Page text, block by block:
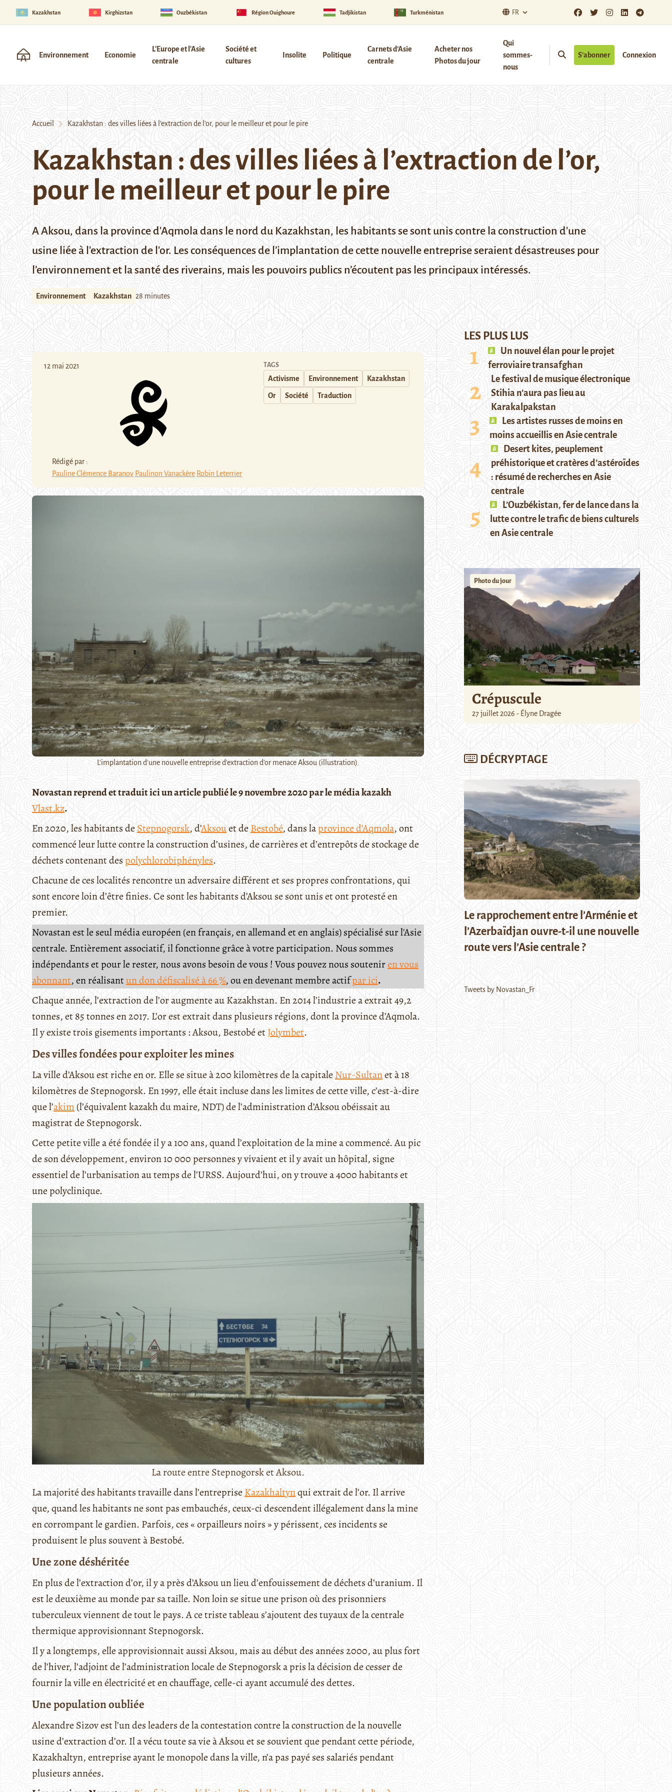
Kazakhstan Kirghizstan Ouzbékistan Région Ouïghoure Tadjikistan Turkménistan FR
Environnement Economie
L'Europe et l'Asie
centrale
Société et
cultures
Insolite Politique
Carnets d’Asie
centrale
Acheter nos
Photos du jour
Qui
sommes-
nous
S’abonner Connexion
Accueil Kazakhstan : des villes liées à l’extraction de l’or, pour le meilleur et pour le pire
Kazakhstan : des villes liées à l’extraction de l’or,
pour le meilleur et pour le pire
A Aksou, dans la province d'Aqmola dans le nord du Kazakhstan, les habitants se sont unis contre la construction d'une
usine liée à l'extraction de l'or. Les conséquences de l’implantation de cette nouvelle entreprise seraient désastreuses pour
l’environnement et la santé des riverains, mais les pouvoirs publics n’écoutent pas les principaux intéressés.
Environnement Kazakhstan 28 minutes
12 mai 2021
Rédigé par :
Pauline Clémence Baranov Paulinon Vanackère Robin Leterrier
TAGS
Activisme Environnement Kazakhstan
Or Société Traduction
L'implantation d'une nouvelle entreprise d'extraction d'or menace Aksou (illustration).
Novastan reprend et traduit ici un article publié le 9 novembre 2020 par le média kazakh
Vlast.kz.
En 2020, les habitants deStepnogorsk, d’Aksouet deBestobé, dans laprovince d’Aqmola, ont
commencé leur lutte contre la construction d’usines, de carrières et d’entrepôts de stockage de
déchets contenant despolychlorobiphényles.
Chacune de ces localités rencontre un adversaire différent et ses propres confrontations, qui
sont encore loin d’être finies. Ce sont les habitants d’Aksou se sont unis et ont protesté en
premier.
Novastan est le seul média européen (en français, en allemand et en anglais) spécialisé sur l'Asie
centrale. Entièrement associatif, il fonctionne grâce à votre participation. Nous sommes
indépendants et pour le rester, nous avons besoin de vous ! Vous pouvez nous souteniren vous
abonnant, en réalisantun don défiscalisé à 66 %, ou en devenant membre actifpar ici.
Chaque année, l’extraction de l’or augmente au Kazakhstan. En 2014 l’industrie a extrait 49,2
tonnes, et 85 tonnes en 2017. L’or est extrait dans plusieurs régions, dont la province d’Aqmola.
Il y existe trois gisements importants : Aksou, Bestobé etJolymbet.
Des villes fondées pour exploiter les mines
La ville d’Aksou est riche en or. Elle se situe à 200 kilomètres de la capitaleNur-Sultanet à 18
kilomètres de Stepnogorsk. En 1997, elle était incluse dans les limites de cette ville, c’est-à-dire
que l’akim(l’équivalent kazakh du maire, NDT) de l’administration d’Aksou obéissait au
magistrat de Stepnogorsk.
Cette petite ville a été fondée il y a 100 ans, quand l’exploitation de la mine a commencé. Au pic
de son développement, environ 10 000 personnes y vivaient et il y avait un hôpital, signe
essentiel de l’urbanisation au temps de l’URSS. Aujourd’hui, on y trouve a 4000 habitants et
une polyclinique.
La route entre Stepnogorsk et Aksou.
La majorité des habitants travaille dans l’entreprise Kazakhaltynqui extrait de l’or. Il arrive
que, quand les habitants ne sont pas embauchés, ceux-ci descendent illégalement dans la mine
en corrompant le gardien. Parfois, ces « orpailleurs noirs » y périssent, ces incidents se
produisent le plus souvent à Bestobé.
Une zone déshéritée
En plus de l’extraction d’or, il y a près d’Aksou un lieu d’enfouissement de déchets d’uranium. Il
est le deuxième au monde par sa taille. Non loin se situe une prison où des prisonniers
tuberculeux viennent de tout le pays. A ce triste tableau s’ajoutent des tuyaux de la centrale
thermique approvisionnant Stepnogorsk.
Il y a longtemps, elle approvisionnait aussi Aksou, mais au début des années 2000, au plus fort
de l’hiver, l’adjoint de l’administration locale de Stepnogorsk a pris la décision de cesser de
fournir la ville en électricité et en chauffage, celle-ci ayant accumulé des dettes.
Une population oubliée
Alexandre Sizov est l’un des leaders de la contestation contre la construction de la nouvelle
usine d’extraction d’or. Il a vécu toute sa vie à Aksou et se souvient que pendant cette période,
Kazakhaltyn, entreprise ayant le monopole dans la ville, n’a pas payé ses salariés pendant
plusieurs années.
LES PLUS LUS
Un nouvel élan pour le projet
ferroviaire transafghan
Le festival de musique électronique
Stihia n’aura pas lieu au
Karakalpakstan
Les artistes russes de moins en
moins accueillis en Asie centrale
Desert kites, peuplement
préhistorique et cratères d’astéroïdes
: résumé de recherches en Asie
centrale
L’Ouzbékistan, fer de lance dans la
lutte contre le trafic de biens culturels
en Asie centrale
Photo du jour
Crépuscule
27 juillet 2026 - Élyne Dragée
DÉCRYPTAGE
Le rapprochement entre l’Arménie et
l’Azerbaïdjan ouvre-t-il une nouvelle
route vers l’Asie centrale ?
Tweets by Novastan_Fr